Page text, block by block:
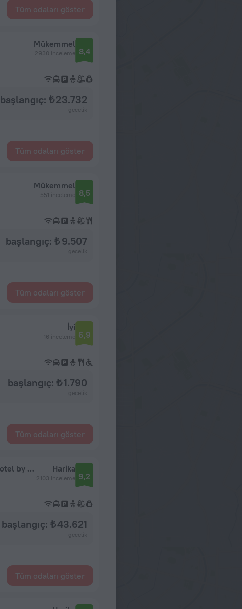
Tüm odaları göster
Mükemmel
2930 inceleme 8,4
başlangıç: ₺ 23.732
Tüm odaları göster
Mükemmel
551 inceleme 8,5
başlangıç: ₺ 9.507
Tüm odaları göster
İyi
16 inceleme 6,9
başlangıç: ₺ 1.790
Tüm odaları göster
Royal Livingstone Victoria Falls Zambia Hotel by Anantara Harika
2103 inceleme 9,2
başlangıç: ₺ 43.621
Tüm odaları göster